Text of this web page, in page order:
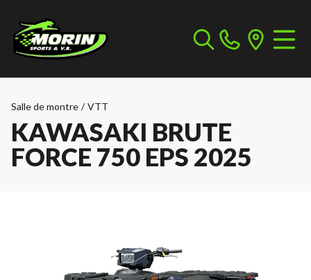
Salle de montre / VTT
KAWASAKI BRUTE
FORCE 750 EPS 2025